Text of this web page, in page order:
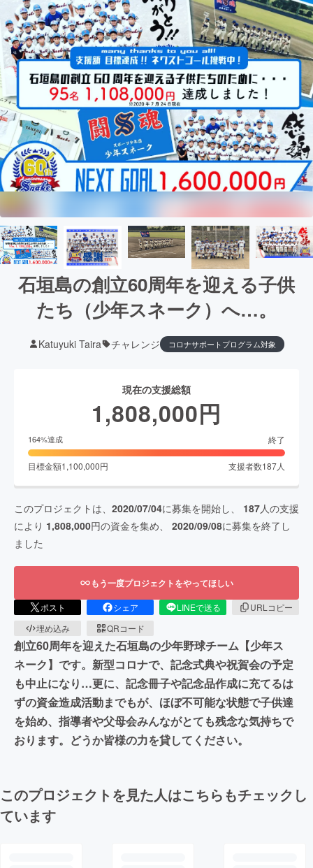
石垣島の創立60周年を迎える子供
たち（少年スネーク）へ…。
Katuyuki Taira チャレンジ コロナサポートプログラム対象
現在の支援総額
1,808,000円
164%達成 終了
目標金額1,100,000円 支援者数187人
このプロジェクトは、 2020/07/04に募集を開始し、 187人の支援
により 1,808,000円の資金を集め、 2020/09/08に募集を終了し
ました
もう一度プロジェクトをやってほしい
ポスト シェア LINEで送る
URLコピー
埋め込み
QRコード
創立60周年を迎えた石垣島の少年野球チーム【少年ス
ネーク】です。新型コロナで、記念式典や祝賀会の予定
も中止になり…更に、記念冊子や記念品作成に充てるは
ずの資金造成活動までもが、ほぼ不可能な状態で子供達
を始め、指導者や父母会みんながとても残念な気持ちで
おります。どうか皆様の力を貸してください。
このプロジェクトを見た人はこちらもチェックし
ています